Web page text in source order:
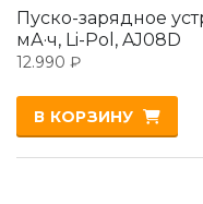
Пуско-зарядное
мА·ч, Li-Pol, AJ08D
12.990 ₽
В КОРЗИНУ